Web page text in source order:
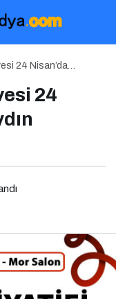
24 Nisan’da
24
İçin Geri